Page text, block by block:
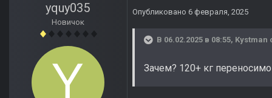
yquy035
Новичок
Опубликовано 6 февраля, 2025
В 06.02.2025 в 08:55, Kystman
Зачем? 120+ кг